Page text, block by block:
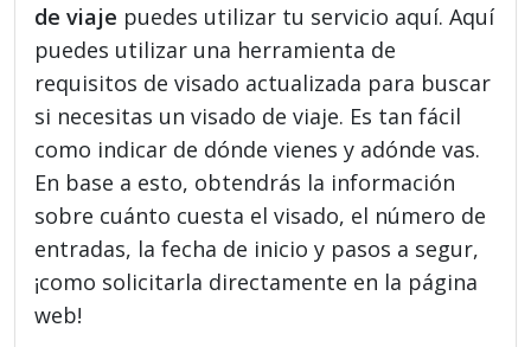
de viaje puedes utilizar tu servicio aquí. Aquí
puedes utilizar una herramienta de
requisitos de visado actualizada para buscar
si necesitas un visado de viaje. Es tan fácil
como indicar de dónde vienes y adónde vas.
En base a esto, obtendrás la información
sobre cuánto cuesta el visado, el número de
entradas, la fecha de inicio y pasos a segur,
¡como solicitarla directamente en la página
web!